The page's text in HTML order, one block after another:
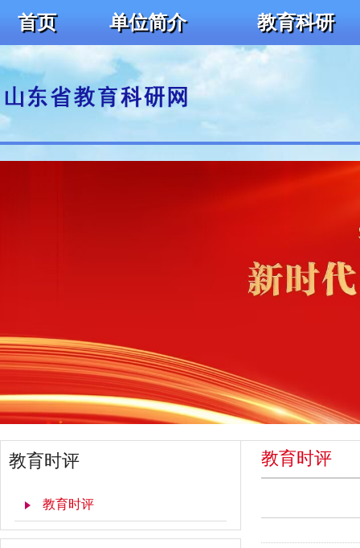
首页 单位简介 教育科研
教育时评
教育时评
教育时评